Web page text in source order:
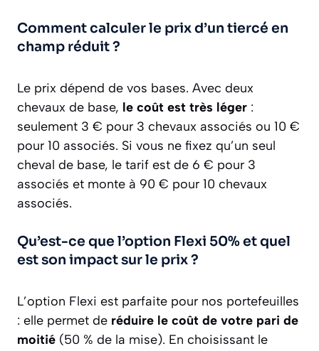
Comment calculer le prix d’un tiercé en
champ réduit ?
Le prix dépend de vos bases. Avec deux
chevaux de base, le coût est très léger :
seulement 3 € pour 3 chevaux associés ou 10 €
pour 10 associés. Si vous ne fixez qu’un seul
cheval de base, le tarif est de 6 € pour 3
associés et monte à 90 € pour 10 chevaux
associés.
Qu’est-ce que l’option Flexi 50% et quel
est son impact sur le prix ?
L’option Flexi est parfaite pour nos portefeuilles
: elle permet de réduire le coût de votre pari de
moitié (50 % de la mise). En choisissant le